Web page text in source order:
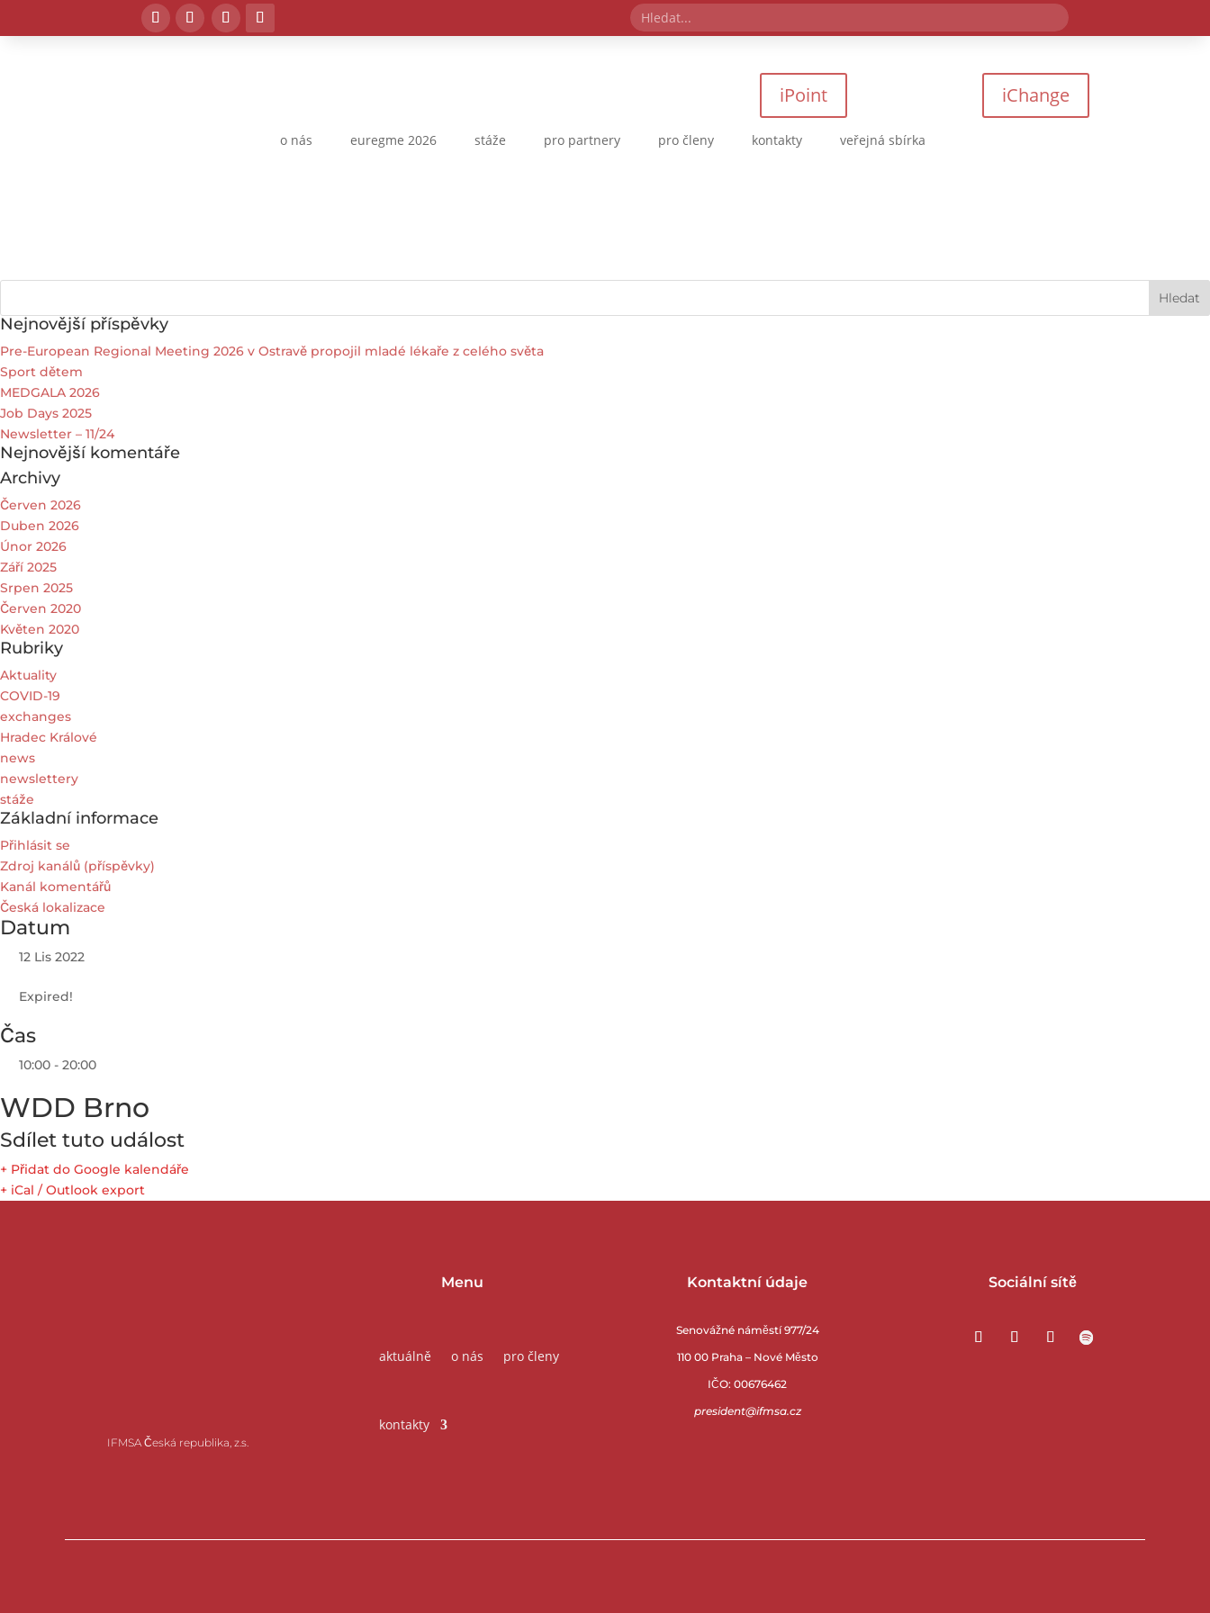
o nás euregme 2026 stáže pro partnery pro členy kontakty veřejná sbírka
iPoint iChange
Nejnovější příspěvky
Pre-European Regional Meeting 2026 v Ostravě propojil mladé lékaře z celého světa
Sport dětem
MEDGALA 2026
Job Days 2025
Newsletter – 11/24
Nejnovější komentáře
Archivy
Červen 2026
Duben 2026
Únor 2026
Září 2025
Srpen 2025
Červen 2020
Květen 2020
Rubriky
Aktuality
COVID-19
exchanges
Hradec Králové
news
newslettery
stáže
Základní informace
Přihlásit se
Zdroj kanálů (příspěvky)
Kanál komentářů
Česká lokalizace
Datum
12 Lis 2022
Expired!
Čas
10:00 - 20:00
WDD Brno
Sdílet tuto událost
+ Přidat do Google kalendáře
+ iCal / Outlook export
IFMSA Česká republika, z.s.
Menu
aktuálně o nás pro členy
kontakty
Kontaktní údaje
Senovážné náměstí 977/24
110 00 Praha – Nové Město
IČO: 00676462
president@ifmsa.cz
Sociální sítě